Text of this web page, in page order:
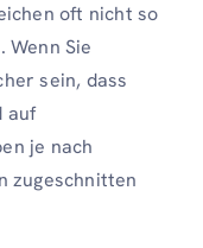
oft nicht so
Wenn Sie
sein, dass
auf
je nach
zugeschnitten